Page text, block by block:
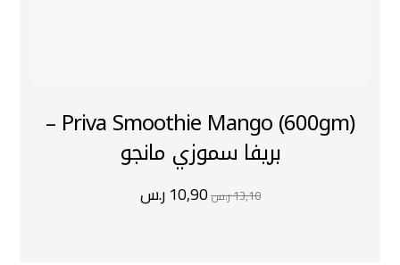
Priva Smoothie Mango (600gm) –
بريفا سموزي مانجو
13,10ر.س10,90ر.س